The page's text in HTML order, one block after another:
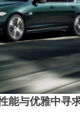
能与优雅中寻